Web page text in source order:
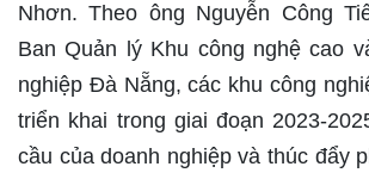
Nhơn. Theo ông Nguyễn Công
Ban Quản lý Khu công nghệ cao
nghiệp Đà Nẵng, các khu công
triển khai trong giai đoạn 2023-
cầu của doanh nghiệp và thúc đẩy